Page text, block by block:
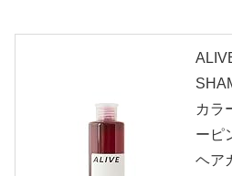
カラ
ーピ
ヘア